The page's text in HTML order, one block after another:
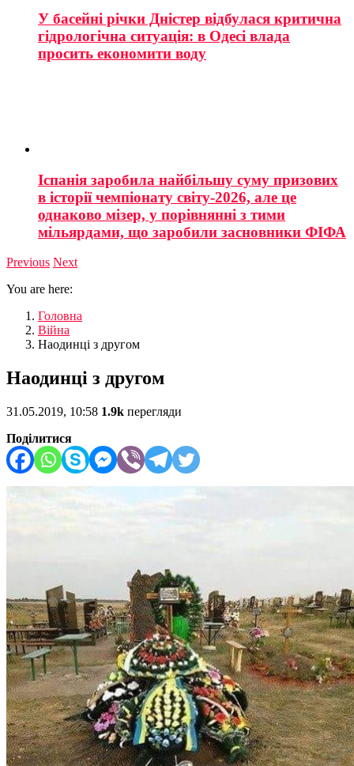
У басейні річки Дністер відбулася критична
гідрологічна ситуація: в Одесі влада
просить економити воду
Іспанія заробила найбільшу суму призових
в історії чемпіонату світу-2026, але це
однаково мізер, у порівнянні з тими
мільярдами, що заробили засновники ФІФА
Previous Next
You are here:
Головна
Війна
Наодинці з другом
Наодинці з другом
31.05.2019, 10:58 1.9k перегляди
Поділитися